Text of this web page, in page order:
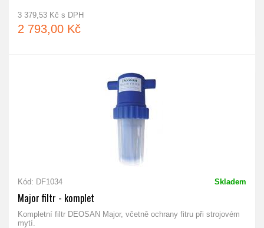
3 379,53 Kč s DPH
2 793,00 Kč
Kód: DF1034 Skladem
Major filtr - komplet
Kompletní filtr DEOSAN Major, včetně ochrany fitru při strojovém
mytí.